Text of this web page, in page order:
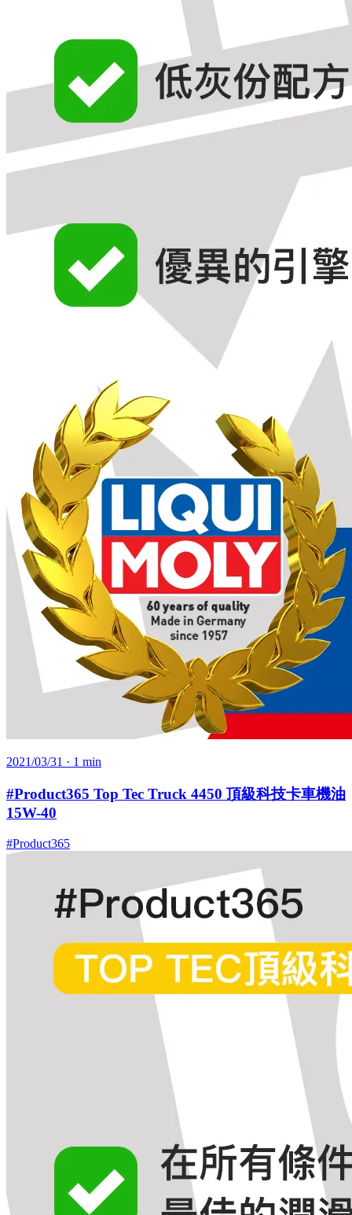
2021/03/31 · 1 min
#Product365 Top Tec Truck 4450 頂級科技卡車機油
15W-40
#Product365